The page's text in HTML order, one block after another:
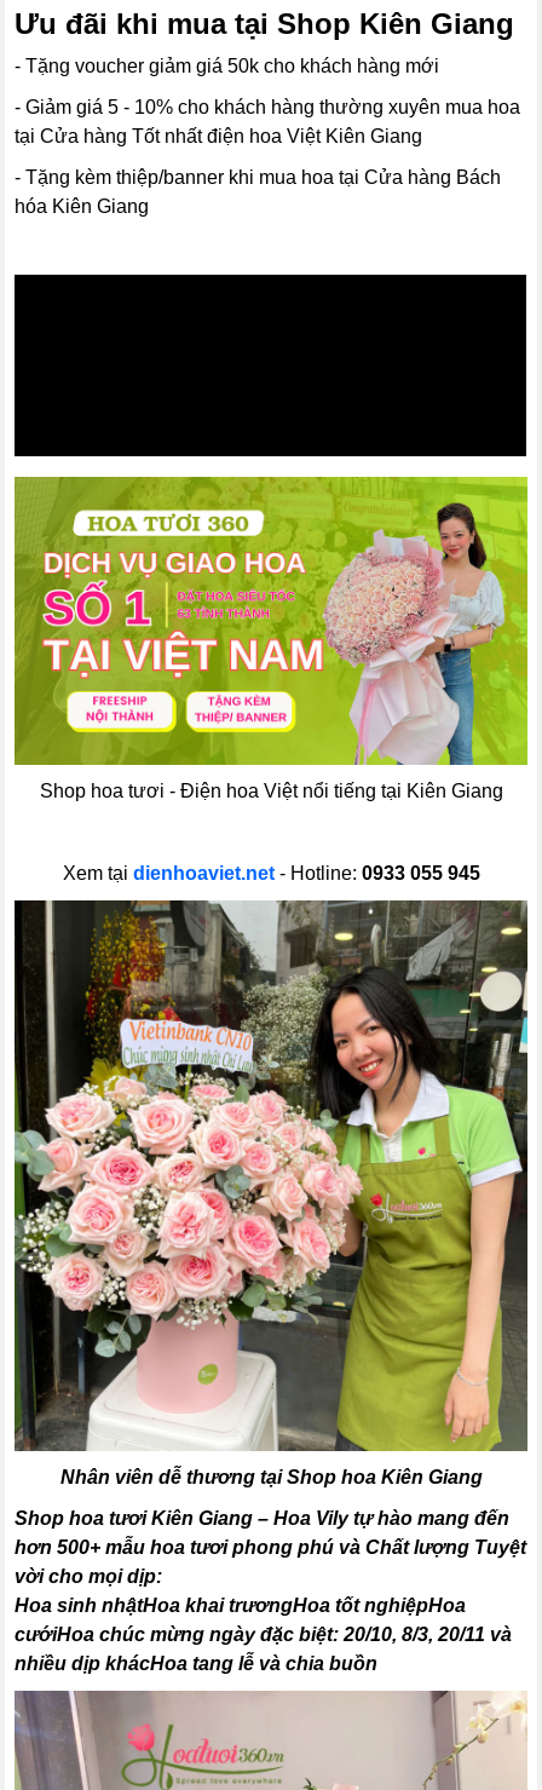
Ưu đãi khi mua tại Shop Kiên Giang
- Tặng voucher giảm giá 50k cho khách hàng mới
- Giảm giá 5 - 10% cho khách hàng thường xuyên mua hoa
tại Cửa hàng Tốt nhất điện hoa Việt Kiên Giang
- Tặng kèm thiệp/banner khi mua hoa tại Cửa hàng Bách
hóa Kiên Giang
Shop hoa tươi - Điện hoa Việt nổi tiếng tại Kiên Giang
Xem tại dienhoaviet.net- Hotline: 0933 055 945
Nhân viên dễ thương tại Shop hoa Kiên Giang
Shop hoa tươi Kiên Giang – Hoa Vily tự hào mang đến
hơn 500+ mẫu hoa tươi phong phú và Chất lượng Tuyệt
vời cho mọi dịp:
Hoa sinh nhậtHoa khai trươngHoa tốt nghiệpHoa
cướiHoa chúc mừng ngày đặc biệt: 20/10, 8/3, 20/11 và
nhiều dịp khácHoa tang lễ và chia buồn